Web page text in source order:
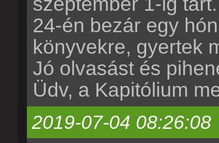
24-én bezár egy
könyvekre, gyertek
Jó olvasást és
Üdv, a Kapitólium
2019-07-04 08:26:08